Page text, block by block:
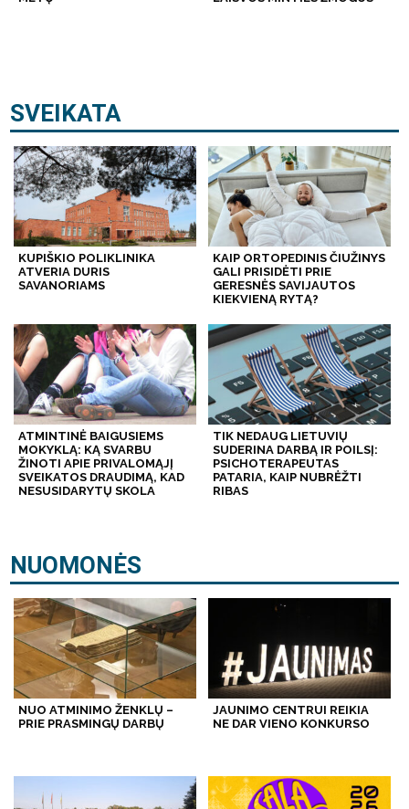
SVEIKATA
KUPIŠKIO POLIKLINIKA
ATVERIA DURIS
SAVANORIAMS
KAIP ORTOPEDINIS ČIUŽINYS
GALI PRISIDĖTI PRIE
GERESNĖS SAVIJAUTOS
KIEKVIENĄ RYTĄ?
ATMINTINĖ BAIGUSIEMS
MOKYKLĄ: KĄ SVARBU
ŽINOTI APIE PRIVALOMĄJĮ
SVEIKATOS DRAUDIMĄ, KAD
NESUSIDARYTŲ SKOLA
TIK NEDAUG LIETUVIŲ
SUDERINA DARBĄ IR POILSĮ:
PSICHOTERAPEUTAS
PATARIA, KAIP NUBRĖŽTI
RIBAS
NUOMONĖS
NUO ATMINIMO ŽENKLŲ –
PRIE PRASMINGŲ DARBŲ
JAUNIMO CENTRUI REIKIA
NE DAR VIENO KONKURSO